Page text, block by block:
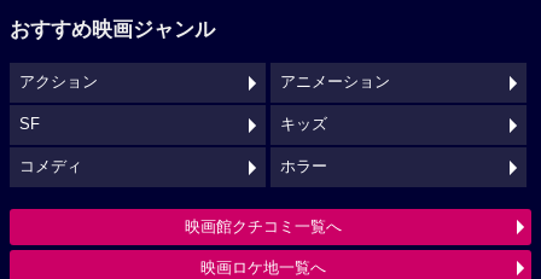
おすすめ映画ジャンル
アクション アニメーション
SF キッズ
コメディ ホラー
映画館クチコミ一覧へ
映画ロケ地一覧へ